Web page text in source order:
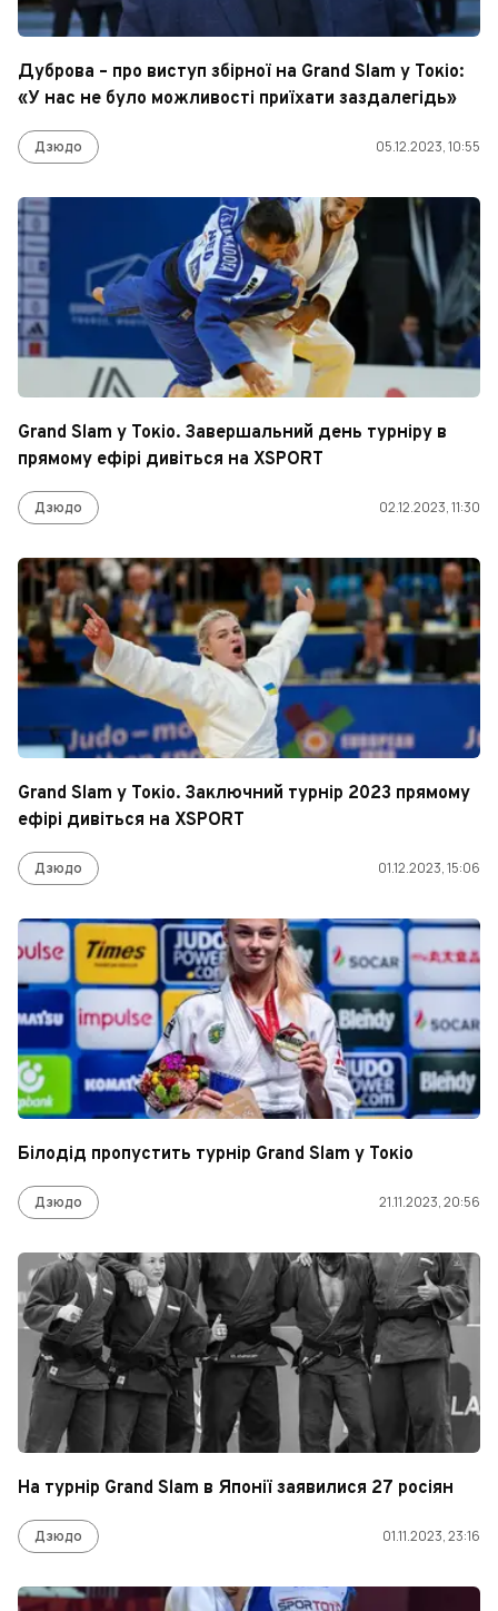
Дуброва – про виступ збірної на Grand Slam у Токіо:
«У нас не було можливості приїхати заздалегідь»
Дзюдо 05.12.2023, 10:55
Grand Slam у Токіо. Завершальний день турніру в
прямому ефірі дивіться на XSPORT
Дзюдо 02.12.2023, 11:30
Grand Slam у Токіо. Заключний турнір 2023 прямому
ефірі дивіться на XSPORT
Дзюдо 01.12.2023, 15:06
Білодід пропустить турнір Grand Slam у Токіо
Дзюдо 21.11.2023, 20:56
На турнір Grand Slam в Японії заявилися 27 росіян
Дзюдо 01.11.2023, 23:16